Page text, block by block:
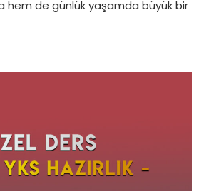
hem de günlük yaşamda büyük bir